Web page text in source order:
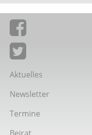
Giordano-Bruno-
Giordano-Bruno-
Aktuelles
Newsletter
Termine